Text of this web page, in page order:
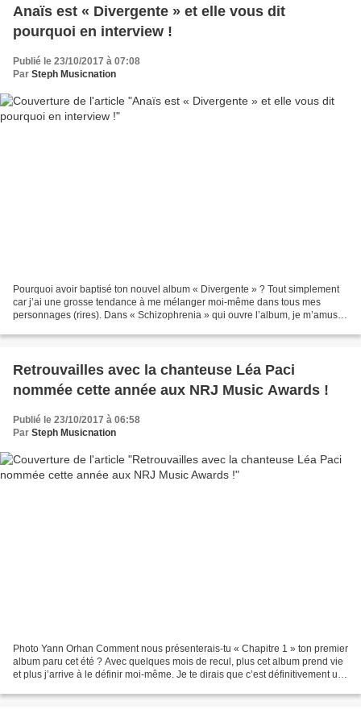
Anaïs est « Divergente » et elle vous dit
pourquoi en interview !
Publié le 23/10/2017 à 07:08
Par Steph Musicnation
Pourquoi avoir baptisé ton nouvel album « Divergente » ? Tout simplement
car j’ai une grosse tendance à me mélanger moi-même dans tous mes
personnages (rires). Dans « Schizophrenia » qui ouvre l’album, je m’amuse
Retrouvailles avec la chanteuse Léa Paci
nommée cette année aux NRJ Music Awards !
Publié le 23/10/2017 à 06:58
Par Steph Musicnation
Photo Yann Orhan Comment nous présenterais-tu « Chapitre 1 » ton premier
album paru cet été ? Avec quelques mois de recul, plus cet album prend vie
et plus j’arrive à le définir moi-même. Je te dirais que c’est définitivement un